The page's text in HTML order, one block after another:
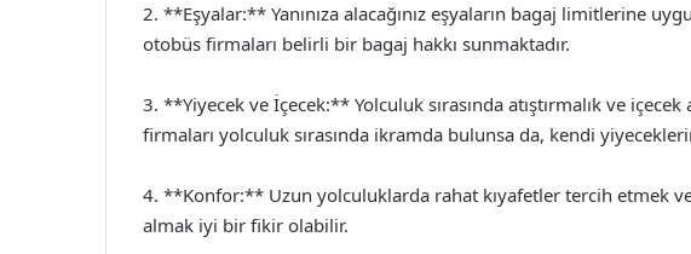
2. **Eşyalar:** Yanınıza alacağınız eşyaların bagaj limitlerine
otobüs firmaları belirli bir bagaj hakkı sunmaktadır.
3. **Yiyecek ve İçecek:** Yolculuk sırasında atıştırmalık ve
firmaları yolculuk sırasında ikramda bulunsa da, kendi
4. **Konfor:** Uzun yolculuklarda rahat kıyafetler tercih etmek ve
almak iyi bir fikir olabilir.